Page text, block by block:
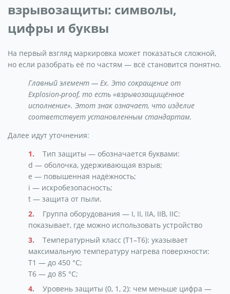
взрывозащиты: символы,
цифры и буквы
На первый взгляд маркировка может показаться сложной,
но если разобрать её по частям — всё становится понятно.
Главный элемент — Ex. Это сокращение от
Explosion-proof, то есть «взрывозащищённое
исполнение». Этот знак означает, что изделие
соответствует установленным стандартам.
Далее идут уточнения:
Тип защиты — обозначается буквами:
d — оболочка, удерживающая взрыв;
e — повышенная надёжность;
i — искробезопасность;
t — защита от пыли.
Группа оборудования — I, II, IIA, IIB, IIC:
показывает, где можно использовать устройство
Температурный класс (T1–T6): указывает
максимальную температуру нагрева поверхности:
T1 — до 450 °C;
T6 — до 85 °C;
Уровень защиты (0, 1, 2): чем меньше цифра —